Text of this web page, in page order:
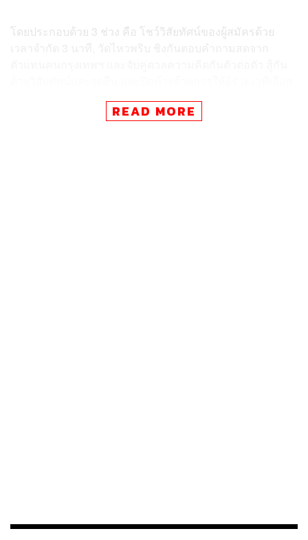
โดยประกอบด้วย 3 ช่วง คือ โชว์วิสัยทัศน์ของผู้สมัครด้วย
READ MORE